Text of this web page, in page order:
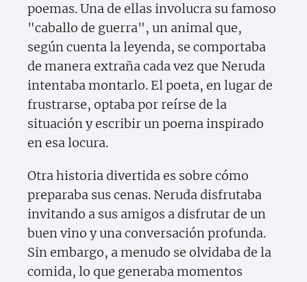
poemas. Una de ellas involucra su famoso
"caballo de guerra", un animal que,
según cuenta la leyenda, se comportaba
de manera extraña cada vez que Neruda
intentaba montarlo. El poeta, en lugar de
frustrarse, optaba por reírse de la
situación y escribir un poema inspirado
en esa locura.
Otra historia divertida es sobre cómo
preparaba sus cenas. Neruda disfrutaba
invitando a sus amigos a disfrutar de un
buen vino y una conversación profunda.
Sin embargo, a menudo se olvidaba de la
comida, lo que generaba momentos